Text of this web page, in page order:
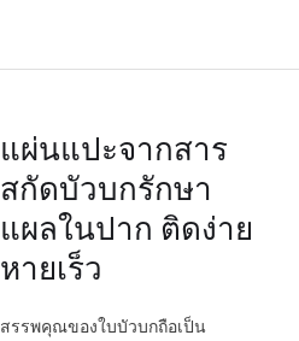
แผ่นแปะจากสาร
สกัดบัวบกรักษา
แผลในปาก ติดง่าย
หายเร็ว
สรรพคุณของใบบัวบกถือเป็น